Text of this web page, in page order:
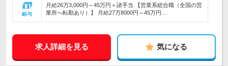
給与
月給26万3,000円～45万円＋諸手当 【営業系総合職（全国の営
業所へ転勤あり）】 月給27万8000円～45万円…
求人詳細を見る 気になる